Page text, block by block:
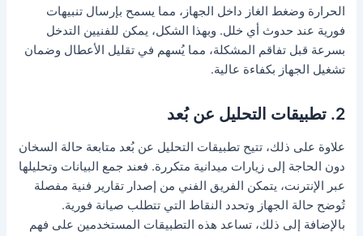
الحرارة وضغط الغاز داخل الجهاز، مما يسمح بإرسال تنبيهات
فورية عند حدوث أي خلل. وبهذا الشكل، يمكن للفنيين التدخل
بسرعة قبل تفاقم المشكلة، مما يُسهم في تقليل الأعطال وضمان
تشغيل الجهاز بكفاءة عالية.
2. تطبيقات التحليل عن بُعد
علاوة على ذلك، تتيح تطبيقات التحليل عن بُعد متابعة حالة السخان
دون الحاجة إلى زيارات ميدانية متكررة. فعند جمع البيانات وتحليلها
عبر الإنترنت، يتمكن الفريق الفني من إصدار تقارير فنية مفصلة
تُوضح حالة الجهاز وتحدد النقاط التي تتطلب صيانة فورية.
بالإضافة إلى ذلك، تساعد هذه التطبيقات المستخدمين على فهم